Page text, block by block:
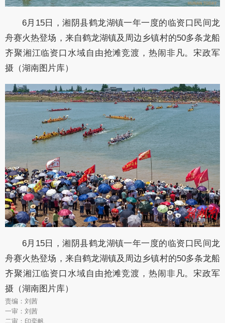
6月15日，湘阴县鹤龙湖镇一年一度的临资口民间龙
舟赛火热登场，来自鹤龙湖镇及周边乡镇村的50多条龙船
齐聚湘江临资口水域自由抢滩竞渡，热闹非凡。宋政军
摄（湖南图片库）
6月15日，湘阴县鹤龙湖镇一年一度的临资口民间龙
舟赛火热登场，来自鹤龙湖镇及周边乡镇村的50多条龙船
齐聚湘江临资口水域自由抢滩竞渡，热闹非凡。宋政军
摄（湖南图片库）
责编：刘茜
一审：刘茜
二审：印奕帆